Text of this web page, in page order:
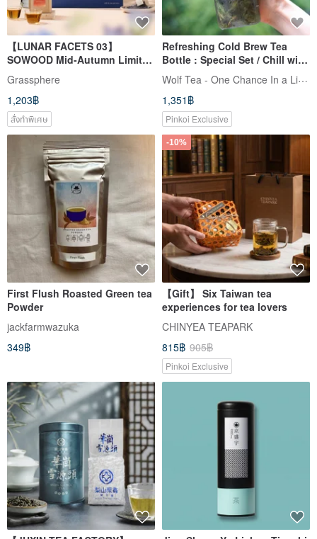
【LUNAR FACETS 03】
SOWOOD Mid-Autumn Limited
Edition Gift Box | Double Red
Fruit Rhyme Gift
Grassphere
1,203฿
สั่งทำพิเศษ
Refreshing Cold Brew Tea
Bottle : Special Set / Chill with
Wolf Tea
Wolf Tea - One Chance In a Lifetime
1,351฿
Pinkoi Exclusive
First Flush Roasted Green tea
Powder
jackfarmwazuka
349฿
-10%
【Gift】 Six Taiwan tea
experiences for tea lovers
CHINYEA TEAPARK
815฿ 905฿
Pinkoi Exclusive